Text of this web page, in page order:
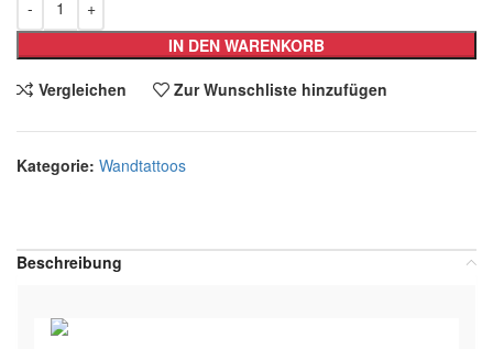
IN DEN WARENKORB
Vergleichen Zur Wunschliste hinzufügen
Kategorie: Wandtattoos
Beschreibung